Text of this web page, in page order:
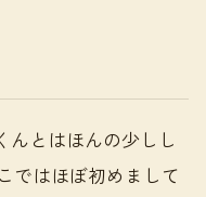
んとはほんの少しし
ではほぼ初めまして